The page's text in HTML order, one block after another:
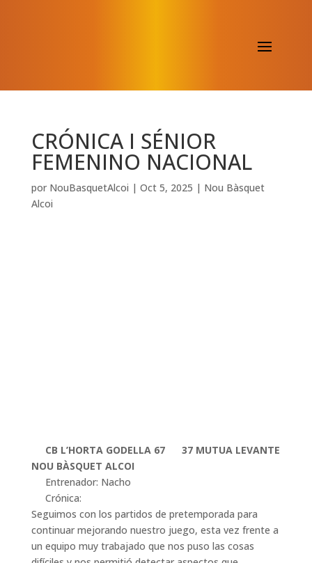
CRÓNICA I SÉNIOR
FEMENINO NACIONAL
por NouBasquetAlcoi | Oct 5, 2025 | Nou Bàsquet
Alcoi
CB L’HORTA GODELLA 67 37 MUTUA LEVANTE
NOU BÀSQUET ALCOI
Entrenador: Nacho
Crónica:
Seguimos con los partidos de pretemporada para
continuar mejorando nuestro juego, esta vez frente a
un equipo muy trabajado que nos puso las cosas